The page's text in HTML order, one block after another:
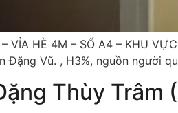
VỈA HÈ 4M – SỔ A4 – KHU
Vũ. , H3%, nguồn người
Thùy Trâm